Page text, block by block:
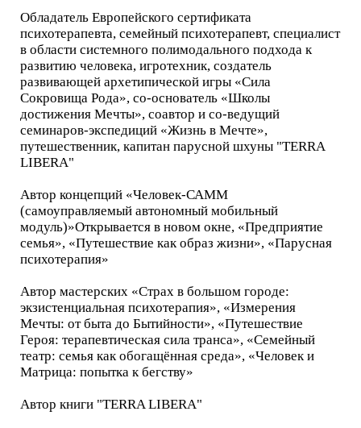
Обладатель Европейского сертификата
психотерапевта, семейный психотерапевт, специалист
в области системного полимодального подхода к
развитию человека, игротехник, создатель
развивающей архетипической игры «Сила
Сокровища Рода», со-основатель «Школы
достижения Мечты», соавтор и со-ведущий
семинаров-экспедиций «Жизнь в Мечте»,
путешественник, капитан парусной шхуны "TERRA
LIBERA"
Автор концепций «Человек-САММ
(самоуправляемый автономный мобильный
модуль)»Открывается в новом окне, «Предприятие
семья», «Путешествие как образ жизни», «Парусная
психотерапия»
Автор мастерских «Страх в большом городе:
экзистенциальная психотерапия», «Измерения
Мечты: от быта до Бытийности», «Путешествие
Героя: терапевтическая сила транса», «Семейный
театр: семья как обогащённая среда», «Человек и
Матрица: попытка к бегству»
Автор книги "TERRA LIBERA"